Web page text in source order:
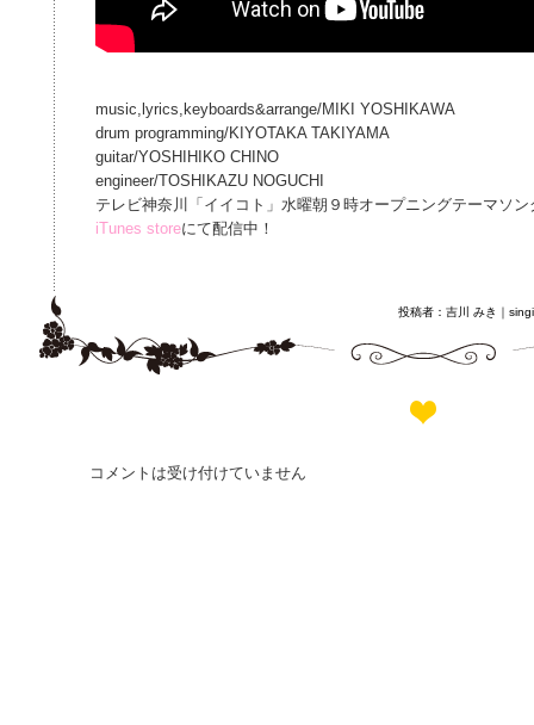
music,lyrics,keyboards&arrange/MIKI YOSHIKAWA
drum programming/KIYOTAKA TAKIYAMA
guitar/YOSHIHIKO CHINO
engineer/TOSHIKAZU NOGUCHI
テレビ神奈川「イイコト」水曜朝９時オープニングテーマソン
iTunes storeにて配信中！
投稿者：吉川 みき｜
コメントは受け付けていません